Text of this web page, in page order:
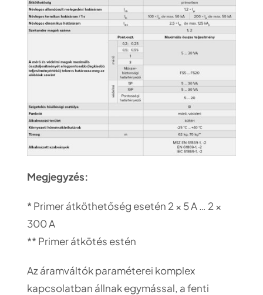
Megjegyzés:
* Primer átköthetőség esetén 2 × 5 A … 2 ×
300 A
** Primer átkötés estén
Az áramváltók paraméterei komplex
kapcsolatban állnak egymással, a fenti